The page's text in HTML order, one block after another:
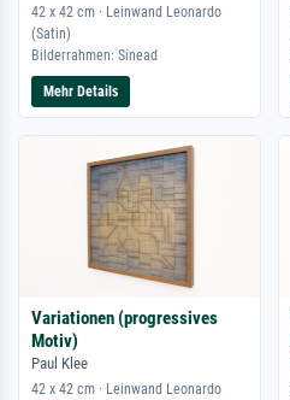
42 x 42 cm · Leinwand Leonardo
(Satin)
Bilderrahmen: Sinead
Mehr Details
Variationen (progressives
Motiv)
Paul Klee
42 x 42 cm · Leinwand Leonardo